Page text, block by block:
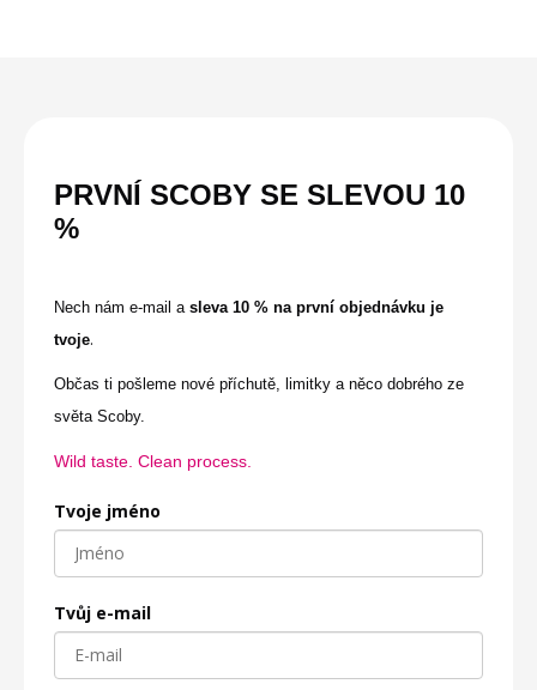
PRVNÍ SCOBY SE SLEVOU 10
%
Nech nám e-mail a sleva 10 % na první objednávku je
tvoje.
Občas ti pošleme nové příchutě, limitky a něco dobrého ze
světa Scoby.
Wild taste. Clean process.
Tvoje jméno
Tvůj e-mail